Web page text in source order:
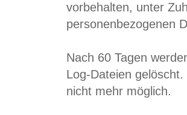
vorbehalten, unter
personenbezogenen
Nach 60 Tagen
Log-Dateien
nicht mehr möglich.